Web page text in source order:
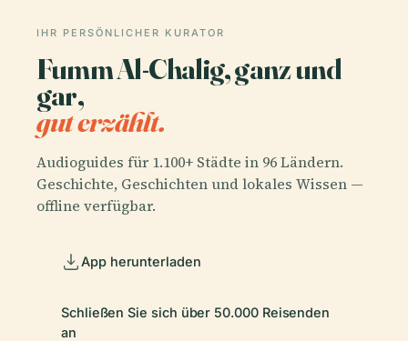
IHR PERSÖNLICHER KURATOR
Fumm Al-Chalig, ganz und
gar,
gut erzählt.
Audioguides für 1.100+ Städte in 96 Ländern.
Geschichte, Geschichten und lokales Wissen —
offline verfügbar.
App herunterladen
Schließen Sie sich über 50.000 Reisenden
an